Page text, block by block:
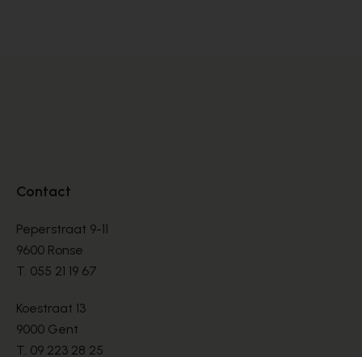
Contact
Peperstraat 9-11
9600 Ronse
T. 055 21 19 67
Koestraat 13
9000 Gent
T. 09 223 28 25